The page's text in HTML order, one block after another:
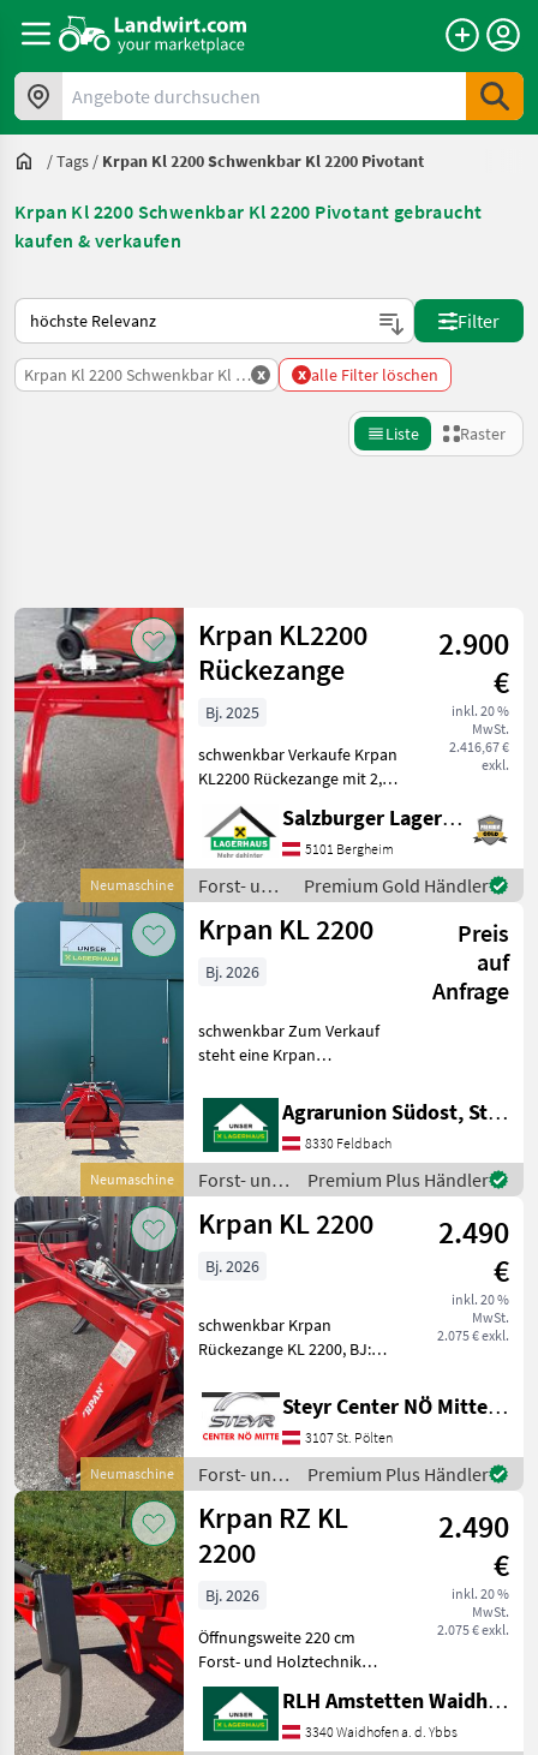
Angebote durchsuchen
/Tags / Krpan Kl 2200 Schwenkbar Kl 2200 Pivotant
Krpan Kl 2200 Schwenkbar Kl 2200 Pivotant gebraucht
kaufen & verkaufen
So wird auf Landwirt.com sortiert
Filter
Krpan Kl 2200 Schwenkbar Kl 2200 Pivotant
x x alle Filter löschen
Liste Raster
Kategorie 2 Land Filter
AKTUELLER
PFAD
Krpan Kl 2200
Schwenkbar
Kl 2200
Pivotant
KATEGORIE
WÄHLEN
Forsttechnik
12
MARKTPLATZ
Händlerangebote Kleinanzeigen
Zurücksetzen
12
Ergebnisse
anzeigen
Neumaschine
Krpan KL2200
Rückezange
2.900
€
inkl. 20 %
MwSt.
2.416,67 €
exkl.
Bj. 2025
schwenkbar Verkaufe Krpan
KL2200 Rückezange mit 2,
2m Öffnungsweite und
Schwenkvorrichtung Wir
vom Verkaufsteam der
LAGERHAUS TECHNIK
stehen gerne für Fragen zur
Salzburger Lagerhaus-Technik
5101 Bergheim
Forst- und
Holztechnik
/ Krpan
Premium Gold Händler
Neumaschine
Krpan KL 2200
Preis
auf
Anfrage
Bj. 2026
schwenkbar Zum Verkauf
steht eine Krpan
Neumaschine! Diese
Rückezange zeichnet sich
durch ihre schwenkbare
Funktionalität und die
Zustandsklasse "
Agrarunion Südost, Standort Gniebing
8330 Feldbach
Forst- und
Holztechnik
/ Krpan
Premium Plus Händler
Neumaschine
Krpan KL 2200
2.490
€
inkl. 20 %
MwSt.
2.075 € exkl.
Bj. 2026
schwenkbar Krpan
Rückezange KL 2200, BJ:
m, Schwenkwinkel
beidseitig 40°, Dreipunkt-
Anbau, Standort: RLH
Hofstetten,
Ansprechpartner: Andre
Steyr Center NÖ Mitte Landmaschinentechnik GmbH
3107 St. Pölten
Forst- und
Holztechnik
/ Krpan
Premium Plus Händler
Krpan RZ KL
2200
2.490
€
inkl. 20 %
MwSt.
2.075 € exkl.
Bj. 2026
Öffnungsweite 220 cm
Forst- und Holztechnik
Rückezangen
RLH Amstetten Waidhofen/Ybbs
3340 Waidhofen a. d. Ybbs